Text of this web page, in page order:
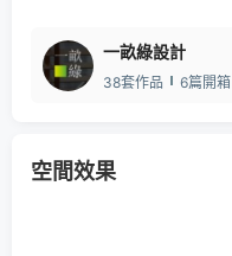
一畝綠設計
38套作品
6篇開箱
空間效果